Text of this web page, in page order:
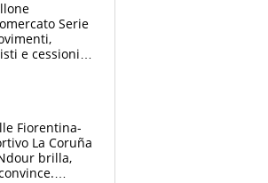
Serie
e cessioni:
Fiorentina-
La Coruña
brilla,